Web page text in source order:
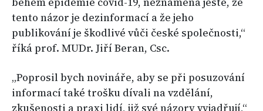
tento názor je dezinformací a že jeho
publikování je škodlivé vůči české společnosti,“
říká prof. MUDr. Jiří Beran, Csc.
„Poprosil bych novináře, aby se při posuzování
informací také trošku dívali na vzdělání,
zkušenosti a praxi lidí, již své názory vyjadřují,“